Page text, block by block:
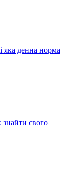
яка денна норма
знайти свого